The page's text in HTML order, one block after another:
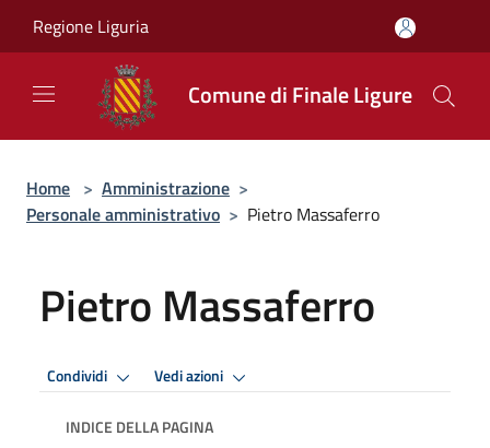
Regione Liguria
Comune di Finale Ligure
Home > Amministrazione >
Personale amministrativo > Pietro Massaferro
Pietro Massaferro
Condividi Vedi azioni
INDICE DELLA PAGINA